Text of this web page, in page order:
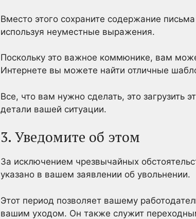
Вместо этого сохраните содержание
используя неуместные выражения.
Поскольку это важное коммюнике, вам
Интернете вы можете найти отличные
Все, что вам нужно сделать, это загрузить
детали вашей ситуации.
3. Уведомите об этом
За исключением чрезвычайных
указано в вашем заявлении об увольнении.
Этот период позволяет вашему
вашим уходом. Он также служит